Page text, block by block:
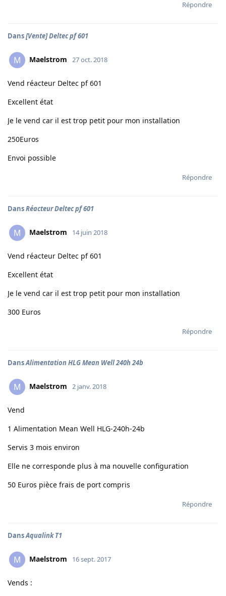
Répondre
Dans[Vente] Deltec pf 601
M Maelstrom 27 oct. 2018
Vend réacteur Deltec pf 601
Excellent état
Je le vend car il est trop petit pour mon installation
250Euros
Envoi possible
Répondre
DansRéacteur Deltec pf 601
M Maelstrom 14 juin 2018
Vend réacteur Deltec pf 601
Excellent état
Je le vend car il est trop petit pour mon installation
300 Euros
Répondre
DansAlimentation HLG Mean Well 240h 24b
M Maelstrom 2 janv. 2018
Vend
1 Alimentation Mean Well HLG-240h-24b
Servis 3 mois environ
Elle ne corresponde plus à ma nouvelle configuration
50 Euros pièce frais de port compris
Répondre
DansAqualink T1
M Maelstrom 16 sept. 2017
Vends :